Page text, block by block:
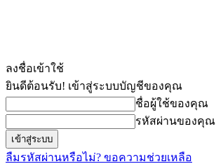
ลงชื่อเข้าใช้
ยินดีต้อนรับ! เข้าสู่ระบบบัญชีของคุณ
ชื่อผู้ใช้ของคุณ
รหัสผ่านของคุณ
ลืมรหัสผ่านหรือไม่? ขอความช่วยเหลือ